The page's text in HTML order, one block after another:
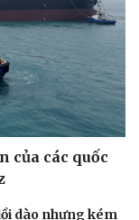
của các quốc
dào nhưng kém